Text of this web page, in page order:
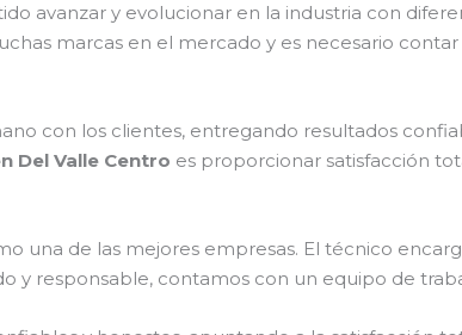
avanzar y evolucionar en la industria con
marcas en el mercado y es necesario
con los clientes, entregando resultados
Del Valle Centro es proporcionar satisfacción
una de las mejores empresas. El técnico
y responsable, contamos con un equipo de